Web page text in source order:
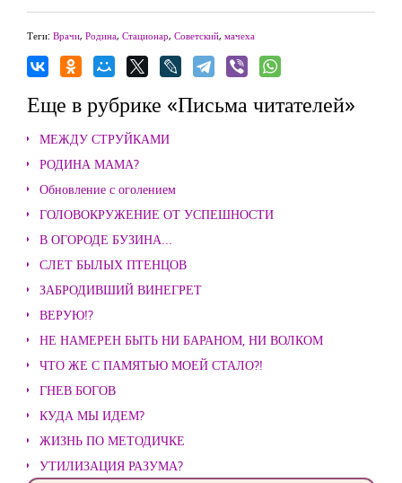
Теги: Врачи, Родина, Стационар, Советский, мачеха
Еще в рубрике «Письма читателей»
МЕЖДУ СТРУЙКАМИ
РОДИНА МАМА?
Обновление с оголением
ГОЛОВОКРУЖЕНИЕ ОТ УСПЕШНОСТИ
В ОГОРОДЕ БУЗИНА...
СЛЕТ БЫЛЫХ ПТЕНЦОВ
ЗАБРОДИВШИЙ ВИНЕГРЕТ
ВЕРУЮ!?
НЕ НАМЕРЕН БЫТЬ НИ БАРАНОМ, НИ ВОЛКОМ
ЧТО ЖЕ С ПАМЯТЬЮ МОЕЙ СТАЛО?!
ГНЕВ БОГОВ
КУДА МЫ ИДЕМ?
ЖИЗНЬ ПО МЕТОДИЧКЕ
УТИЛИЗАЦИЯ РАЗУМА?